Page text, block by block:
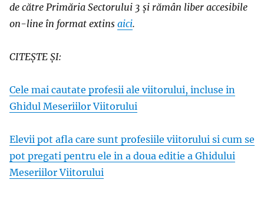
de către Primăria Sectorului 3 și rămân liber accesibile
on-line în format extins aici.
CITEȘTE ȘI:
Cele mai cautate profesii ale viitorului, incluse in
Ghidul Meseriilor Viitorului
Elevii pot afla care sunt profesiile viitorului si cum se
pot pregati pentru ele in a doua editie a Ghidului
Meseriilor Viitorului